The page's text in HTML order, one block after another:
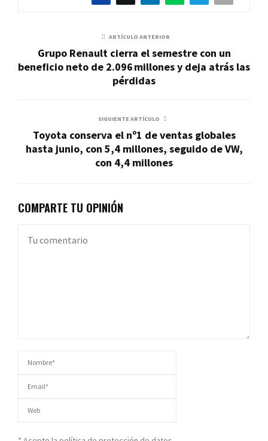
ARTÍCULO ANTERIOR
Grupo Renault cierra el semestre con un
beneficio neto de 2.096 millones y deja atrás las
pérdidas
SIGUIENTE ARTÍCULO
Toyota conserva el nº1 de ventas globales
hasta junio, con 5,4 millones, seguido de VW,
con 4,4 millones
COMPARTE TU OPINIÓN